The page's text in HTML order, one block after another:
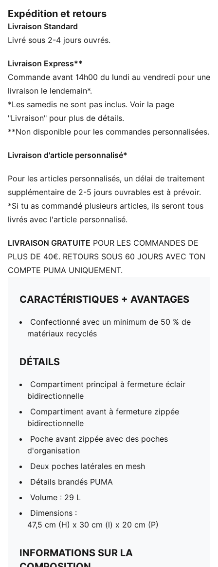
Compartiment avant à fermeture zippée
bidirectionnelle
Poche avant zippée avec des poches d'organisation
Détails brandés PUMA
Volume : 29 L
Dimensions : 47,5 cm (H) x 30 cm (l) x 20 cm (P)
Expédition et retours
Livraison Standard
Livré sous 2-4 jours ouvrés.
Livraison Express**
Commande avant 14h00 du lundi au vendredi pour une
livraison le lendemain*.
*Les samedis ne sont pas inclus. Voir la page
"Livraison" pour plus de détails.
**Non disponible pour les commandes personnalisées.
Livraison d'article personnalisé*
Pour les articles personnalisés, un délai de traitement
supplémentaire de 2-5 jours ouvrables est à prévoir.
*Si tu as commandé plusieurs articles, ils seront tous
livrés avec l'article personnalisé.
LIVRAISON GRATUITE POUR LES COMMANDES DE
PLUS DE 40€. RETOURS SOUS 60 JOURS AVEC TON
COMPTE PUMA UNIQUEMENT.
CARACTÉRISTIQUES + AVANTAGES
Confectionné avec un minimum de 50 % de
matériaux recyclés
DÉTAILS
Compartiment principal à fermeture éclair
bidirectionnelle
Compartiment avant à fermeture zippée
bidirectionnelle
Poche avant zippée avec des poches
d'organisation
Deux poches latérales en mesh
Détails brandés PUMA
Volume : 29 L
Dimensions :
47,5 cm (H) x 30 cm (l) x 20 cm (P)
INFORMATIONS SUR LA